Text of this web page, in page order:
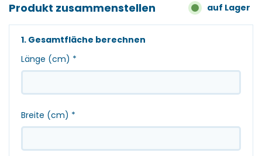
auf Lager
Produkt zusammenstellen
1. Gesamtfläche berechnen
Länge (cm) *
Breite (cm) *